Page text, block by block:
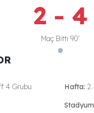
2 - 4
Maç Bitti 90'
4 Grubu Hafta: